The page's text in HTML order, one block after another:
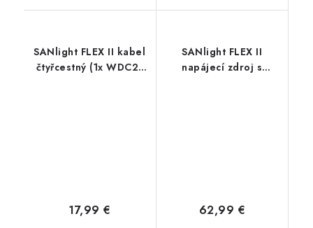
SANlight FLEX II kabel
čtyřcestný (1x WDC21
17,99 €
SANlight FLEX II
napájecí zdroj s
62,99 €